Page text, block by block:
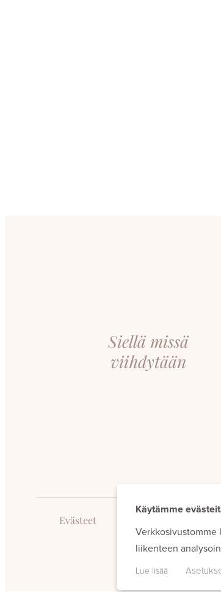
Siellä missä
viihdytään
Evästeet
Käytämme
Verkkosivustomme
liikenteen
Lue lisää